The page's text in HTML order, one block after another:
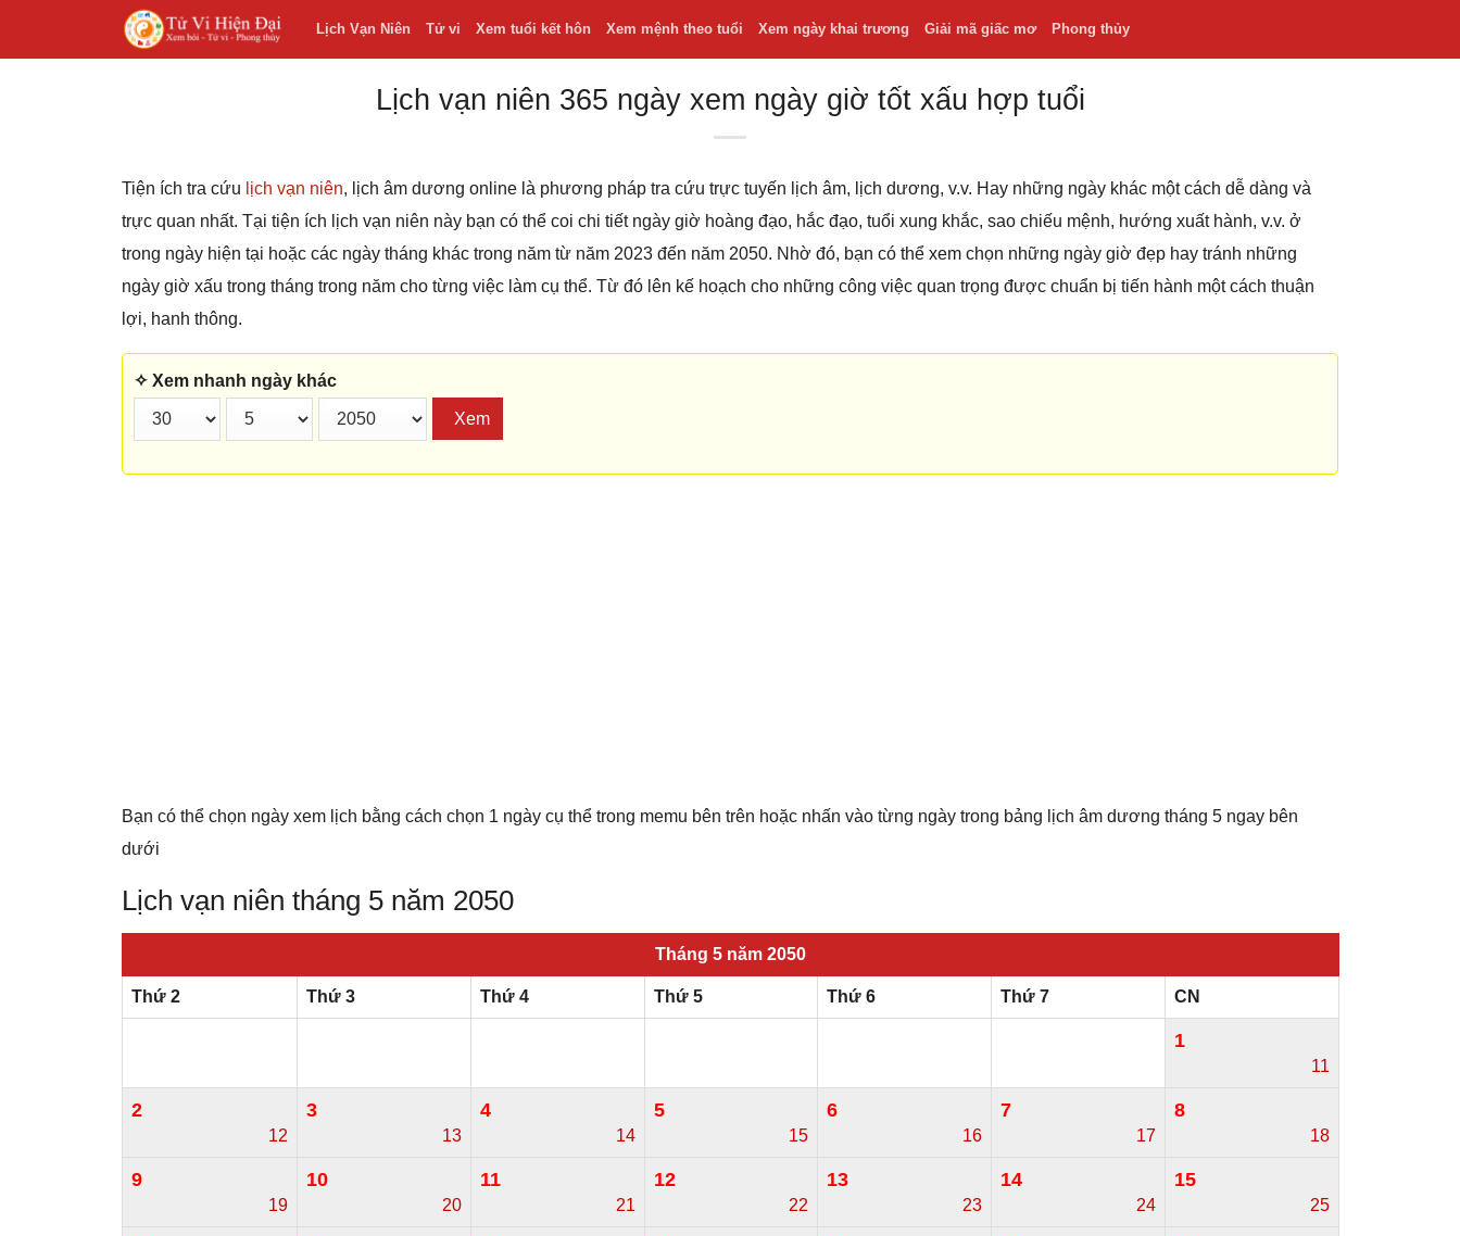
Lịch Vạn Niên Tử vi Xem tuổi kết hôn Xem mệnh theo tuổi Xem ngày khai trương Giải mã giấc mơ Phong thủy
Lịch vạn niên 365 ngày xem ngày giờ tốt xấu hợp tuổi
Tiện ích tra cứu lịch vạn niên, lịch âm dương online là phương pháp tra cứu trực tuyến lịch âm, lịch dương, v.v. Hay những ngày khác một cách dễ dàng và
trực quan nhất. Tại tiện ích lịch vạn niên này bạn có thể coi chi tiết ngày giờ hoàng đạo, hắc đạo, tuổi xung khắc, sao chiếu mệnh, hướng xuất hành, v.v. ở
trong ngày hiện tại hoặc các ngày tháng khác trong năm từ năm 2023 đến năm 2050. Nhờ đó, bạn có thể xem chọn những ngày giờ đẹp hay tránh những
ngày giờ xấu trong tháng trong năm cho từng việc làm cụ thể. Từ đó lên kế hoạch cho những công việc quan trọng được chuẩn bị tiến hành một cách thuận
lợi, hanh thông.
✧ Xem nhanh ngày khác
Xem
Bạn có thể chọn ngày xem lịch bằng cách chọn 1 ngày cụ thể trong memu bên trên hoặc nhấn vào từng ngày trong bảng lịch âm dương tháng 5 ngay bên
dưới
Lịch vạn niên tháng 5 năm 2050
Tháng 5 năm 2050
Thứ 2 Thứ 3 Thứ 4 Thứ 5 Thứ 6 Thứ 7 CN
1
11
2
12
3
13
4
14
5
15
6
16
7
17
8
18
9
19
10
20
11
21
12
22
13
23
14
24
15
25